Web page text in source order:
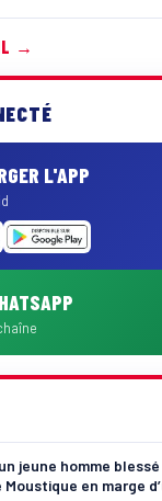
→
L'APP
jeune homme
Moustique en marge